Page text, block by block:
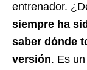
entrenador.
siempre ha
saber dónde
versión. Es